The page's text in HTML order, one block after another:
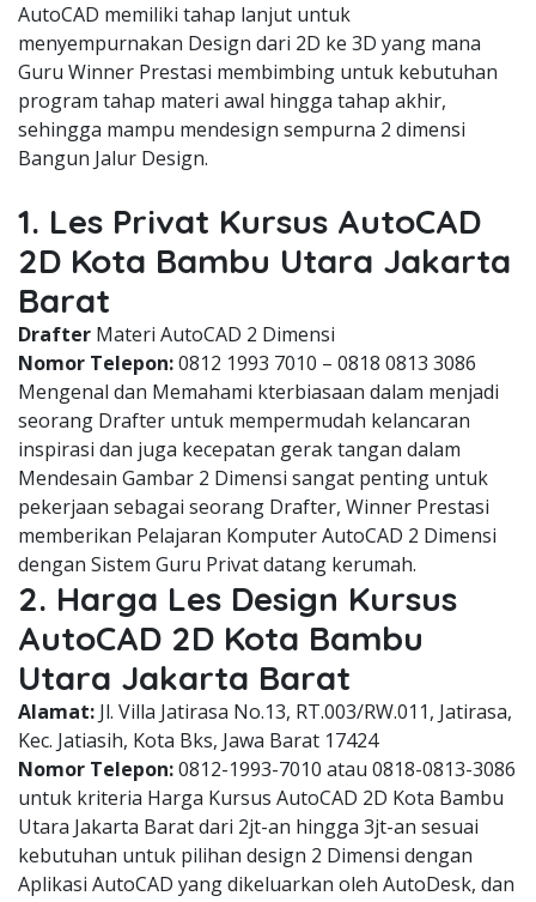
AutoCAD memiliki tahap lanjut untuk
menyempurnakan Design dari 2D ke 3D yang mana
Guru Winner Prestasi membimbing untuk kebutuhan
program tahap materi awal hingga tahap akhir,
sehingga mampu mendesign sempurna 2 dimensi
Bangun Jalur Design.
1. Les Privat Kursus AutoCAD
2D Kota Bambu Utara Jakarta
Barat
Drafter Materi AutoCAD 2 Dimensi
Nomor Telepon:0812 1993 7010 – 0818 0813 3086
Mengenal dan Memahami kterbiasaan dalam menjadi
seorang Drafter untuk mempermudah kelancaran
inspirasi dan juga kecepatan gerak tangan dalam
Mendesain Gambar 2 Dimensi sangat penting untuk
pekerjaan sebagai seorang Drafter, Winner Prestasi
memberikan Pelajaran Komputer AutoCAD 2 Dimensi
dengan Sistem Guru Privat datang kerumah.
2. Harga Les Design Kursus
AutoCAD 2D Kota Bambu
Utara Jakarta Barat
Alamat: Jl. Villa Jatirasa No.13, RT.003/RW.011, Jatirasa,
Kec. Jatiasih, Kota Bks, Jawa Barat 17424
Nomor Telepon:0812-1993-7010 atau 0818-0813-3086
untuk kriteria Harga Kursus AutoCAD 2D Kota Bambu
Utara Jakarta Barat dari 2jt-an hingga 3jt-an sesuai
kebutuhan untuk pilihan design 2 Dimensi dengan
Aplikasi AutoCAD yang dikeluarkan oleh AutoDesk, dan